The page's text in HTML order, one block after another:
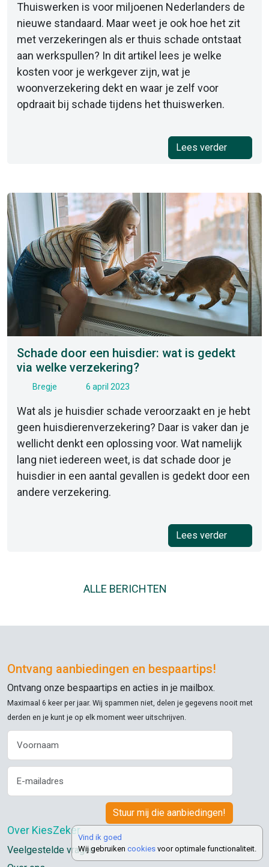
Thuiswerken is voor miljoenen Nederlanders de
nieuwe standaard. Maar weet je ook hoe het zit
met verzekeringen als er thuis schade ontstaat
aan werkspullen? In dit artikel lees je welke
kosten voor je werkgever zijn, wat je
woonverzekering dekt en waar je zelf voor
opdraait bij schade tijdens het thuiswerken.
Lees verder
Schade door een huisdier: wat is gedekt
via welke verzekering?
Bregje 6 april 2023
Wat als je huisdier schade veroorzaakt en je hebt
geen huisdierenverzekering? Daar is vaker dan je
wellicht denkt een oplossing voor. Wat namelijk
lang niet iedereen weet, is dat schade door je
huisdier in een aantal gevallen is gedekt door een
andere verzekering.
Lees verder
ALLE BERICHTEN
Vind ik goed
Wij gebruiken cookies voor optimale functionaliteit.
Ontvang aanbiedingen en bespaartips!
Ontvang onze bespaartips en acties in je mailbox.
Maximaal 6 keer per jaar. Wij spammen niet, delen je gegevens nooit met
derden en je kunt je op elk moment weer uitschrijven.
Over KiesZeker
Veelgestelde vragen